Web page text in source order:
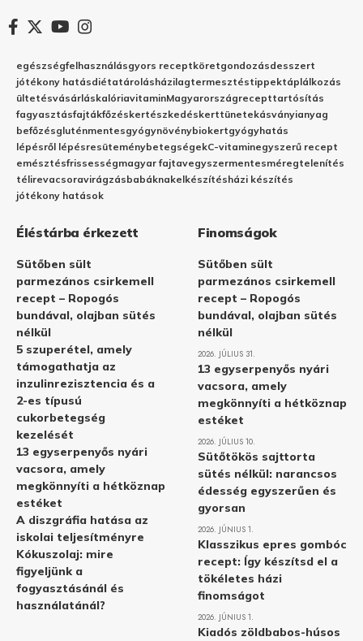
egészségfelhasználásgyors receptköretgondozásdesszert
jótékony hatásdiétatárolásházilagtermesztéstippektáplálkozás
ültetésvásárláskalóriavitaminMagyarországrecepttartósítás
fagyasztásfajtákfőzéskertészkedéskerttünetekásványianyag
befőzésgluténmentesgyógynövénybiokertgyógyhatás
lépésről lépésresüteménybetegségekC-vitaminegyszerű recept
emésztésfrissességmagyar fajtavegyszermentesméregtelenítés
télirevacsoravirágzásbabáknakelkészítésházi készítés
jótékony hatások
Éléstárba érkezett
Sütőben sült
parmezános csirkemell
recept – Ropogós
bundával, olajban sütés
nélkül
5 szuperétel, amely
támogathatja az
inzulinrezisztencia és a
2-es típusú
cukorbetegség
kezelését
13 egyserpenyős nyári
vacsora, amely
megkönnyíti a hétköznap
estéket
A diszgráfia hatása az
iskolai teljesítményre
Kókuszolaj: mire
figyeljünk a
fogyasztásánál és
használatánál?
Finomságok
Sütőben sült
parmezános csirkemell
recept – Ropogós
bundával, olajban sütés
nélkül
2026. JÚLIUS 31.
13 egyserpenyős nyári
vacsora, amely
megkönnyíti a hétköznap
estéket
2026. JÚLIUS 10.
Sütőtökös sajttorta
sütés nélkül: narancsos
édesség egyszerűen és
gyorsan
2026. JÚNIUS 1.
Klasszikus epres gombóc
recept: Így készítsd el a
tökéletes házi
finomságot
2026. JÚNIUS 1.
Kiadós zöldbabos-húsos